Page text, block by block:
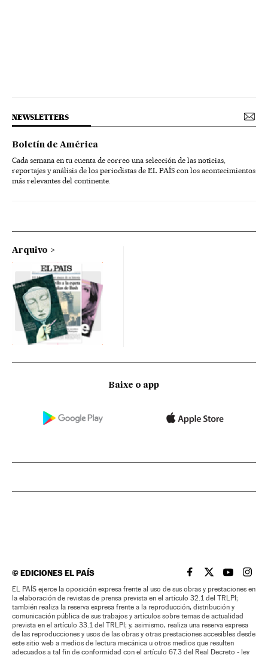
NEWSLETTERS
Boletín de América
Cada semana en tu cuenta de correo una selección de las noticias,
reportajes y análisis de los periodistas de EL PAÍS con los acontecimientos
más relevantes del continente.
Arquivo
Baixe o app
©EDICIONES EL PAÍS EL PAÍS BRASIL EN
EL PAÍSEL PAÍS
EL
EL PAÍS ejerce la oposición expresa frente al uso de sus obras y prestaciones en
la elaboración de revistas de prensa prevista en el artículo 32.1 del TRLPI;
también realiza la reserva expresa frente a la reproducción, distribución y
comunicación pública de sus trabajos y artículos sobre temas de actualidad
prevista en el artículo 33.1 del TRLPI; y, asimismo, realiza una reserva expresa
de las reproducciones y usos de las obras y otras prestaciones accesibles desde
este sitio web a medios de lectura mecánica u otros medios que resulten
adecuados a tal fin de conformidad con el artículo 67.3 del Real Decreto - ley